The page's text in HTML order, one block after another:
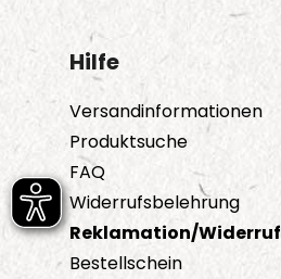
Hilfe
Versandinformationen
Produktsuche
FAQ
Widerrufsbelehrung
Reklamation/Widerruf
Bestellschein